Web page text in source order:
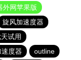
外网苹果版
旋风加速度器
试用
度器
outline